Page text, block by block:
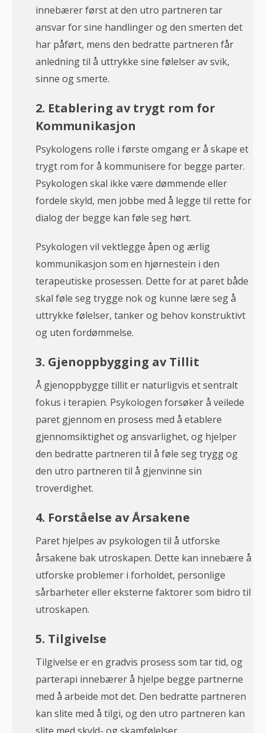
innebærer først at den utro partneren tar
ansvar for sine handlinger og den smerten det
har påført, mens den bedratte partneren får
anledning til å uttrykke sine følelser av svik,
sinne og smerte.
2. Etablering av trygt rom for
Kommunikasjon
Psykologens rolle i første omgang er å skape et
trygt rom for å kommunisere for begge parter.
Psykologen skal ikke være dømmende eller
fordele skyld, men jobbe med å legge til rette for
dialog der begge kan føle seg hørt.
Psykologen vil vektlegge åpen og ærlig
kommunikasjon som en hjørnestein i den
terapeutiske prosessen. Dette for at paret både
skal føle seg trygge nok og kunne lære seg å
uttrykke følelser, tanker og behov konstruktivt
og uten fordømmelse.
3. Gjenoppbygging av Tillit
Å gjenoppbygge tillit er naturligvis et sentralt
fokus i terapien. Psykologen forsøker å veilede
paret gjennom en prosess med å etablere
gjennomsiktighet og ansvarlighet, og hjelper
den bedratte partneren til å føle seg trygg og
den utro partneren til å gjenvinne sin
troverdighet.
4. Forståelse av Årsakene
Paret hjelpes av psykologen til å utforske
årsakene bak utroskapen. Dette kan innebære å
utforske problemer i forholdet, personlige
sårbarheter eller eksterne faktorer som bidro til
utroskapen.
5. Tilgivelse
Tilgivelse er en gradvis prosess som tar tid, og
parterapi innebærer å hjelpe begge partnerne
med å arbeide mot det. Den bedratte partneren
kan slite med å tilgi, og den utro partneren kan